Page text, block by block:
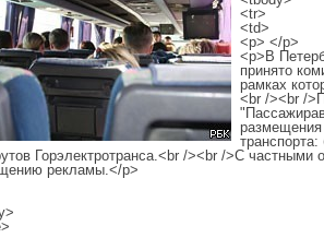
<tr>
<td>
<p> </p>
<p>В
принято
рамках
<br /><br /
размещения
Горэлектротранса.<br /><br />С частными
рекламы.</p>